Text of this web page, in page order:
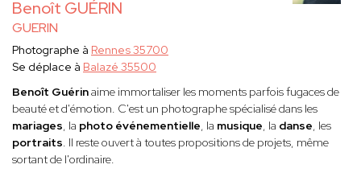
Benoît GUÉRIN
GUERIN
Photographe à Rennes 35700
Se déplace à Balazé 35500
Benoît Guérinaime immortaliser les moments parfois fugaces de
beauté et d'émotion. C'est un photographe spécialisé dans les
mariages, la photo événementielle, la musique, la danse, les
portraits. Il reste ouvert à toutes propositions de projets, même
sortant de l'ordinaire.